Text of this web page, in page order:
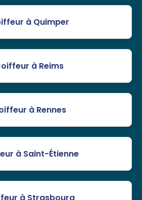
à Quimper
à Reims
à Rennes
à Saint-Étienne
à Strasbourg